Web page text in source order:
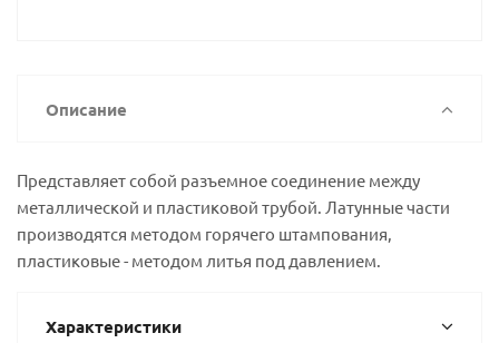
Описание
Представляет собой разъемное соединение между
металлической и пластиковой трубой. Латунные части
производятся методом горячего штампования,
пластиковые - методом литья под давлением.
Характеристики